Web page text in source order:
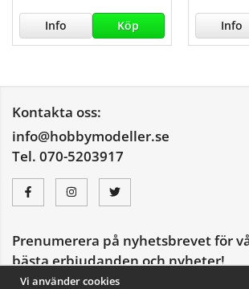
Info Köp Info
Kontakta oss:
info@hobbymodeller.se
Tel. 070-5203917
Prenumerera på nyhetsbrevet för
bästa erbjudanden och nyheter!
E-Vi använder cookies